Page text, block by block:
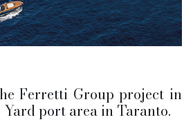
Ferretti Group project in
port area in Taranto.